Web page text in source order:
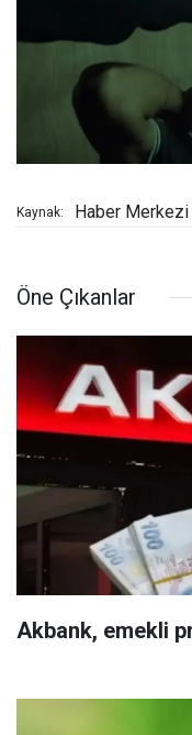
Kaynak: Haber Merkezi
Öne Çıkanlar
Akbank, emekli